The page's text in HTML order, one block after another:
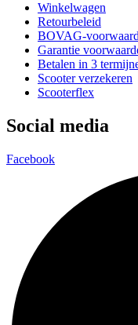
Winkelwagen
Retourbeleid
BOVAG-
Garantie
Betalen in 3
Scooter verzekeren
Scooterflex
Social media
Facebook